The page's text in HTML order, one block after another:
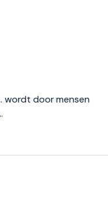
wordt door mensen